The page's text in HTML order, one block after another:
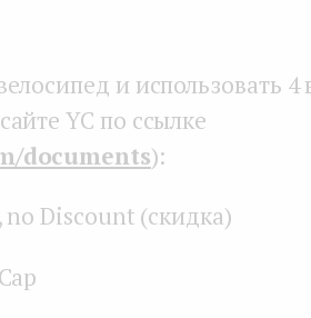
и использовать
YC по ссылке
documents):
no Discount (скидка)